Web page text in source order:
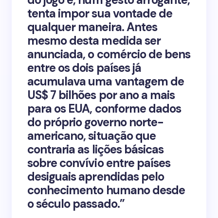
tenta impor sua vontade de
qualquer maneira. Antes
mesmo desta medida ser
anunciada, o comércio de bens
entre os dois países já
acumulava uma vantagem de
US$ 7 bilhões por ano a mais
para os EUA, conforme dados
do próprio governo norte-
americano, situação que
contraria as lições básicas
sobre convívio entre países
desiguais aprendidas pelo
conhecimento humano desde
o século passado.”